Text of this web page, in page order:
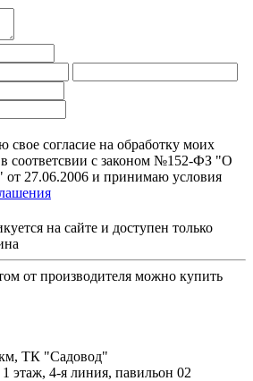
свое согласие на обработку моих
соответсвии с законом №152-ФЗ "О
от 27.06.2006 и принимаю условия
на сайте и доступен только
от производителя можно купить
ТК "Садовод"
этаж, 4-я линия, павильон 02